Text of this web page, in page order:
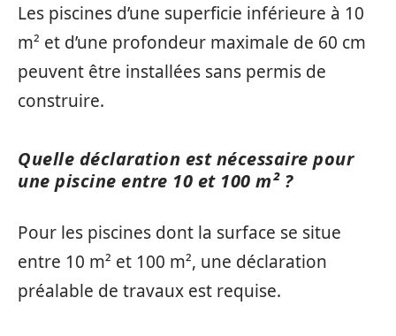
Les piscines d’une superficie inférieure à 10
m² et d’une profondeur maximale de 60 cm
peuvent être installées sans permis de
construire.
Quelle déclaration est nécessaire pour
une piscine entre 10 et 100 m² ?
Pour les piscines dont la surface se situe
entre 10 m² et 100 m², une déclaration
préalable de travaux est requise.